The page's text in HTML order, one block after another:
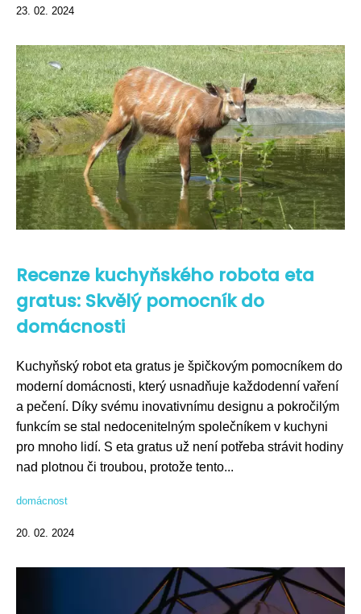
23. 02. 2024
Recenze kuchyňského robota eta
gratus: Skvělý pomocník do
domácnosti
Kuchyňský robot eta gratus je špičkovým pomocníkem do
moderní domácnosti, který usnadňuje každodenní vaření
a pečení. Díky svému inovativnímu designu a pokročilým
funkcím se stal nedocenitelným společníkem v kuchyni
pro mnoho lidí. S eta gratus už není potřeba strávit hodiny
nad plotnou či troubou, protože tento...
domácnost
20. 02. 2024